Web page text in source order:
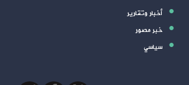
أخبار وتقارير
خبر مصور
سياسي